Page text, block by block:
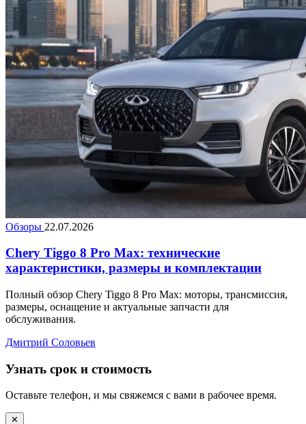
Обзоры 22.07.2026
Chery Tiggo 8 Pro Max: технические
характеристики, размеры и комплектации
Полный обзор Chery Tiggo 8 Pro Max: моторы, трансмиссия,
размеры, оснащение и актуальные запчасти для
обслуживания.
Дмитрий Соловьев
Узнать срок и стоимость
Оставьте телефон, и мы свяжемся с вами в рабочее время.
✕